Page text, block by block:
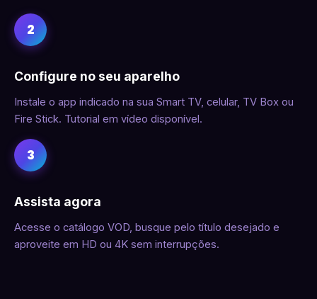
2
Configure no seu aparelho
Instale o app indicado na sua Smart TV, celular, TV Box ou
Fire Stick. Tutorial em vídeo disponível.
3
Assista agora
Acesse o catálogo VOD, busque pelo título desejado e
aproveite em HD ou 4K sem interrupções.